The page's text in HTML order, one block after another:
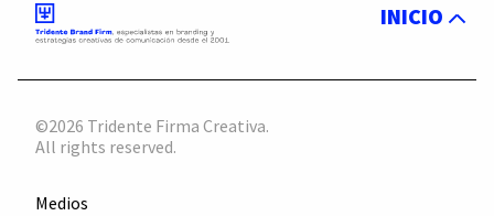
INICIO
©2026 Tridente Firma Creativa.
All rights reserved.
Medios